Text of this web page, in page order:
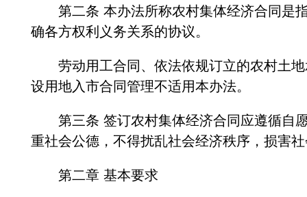
第二条 本办法所称农村集体经济合同是指
确各方权利义务关系的协议。
劳动用工合同、依法依规订立的农村土地
设用地入市合同管理不适用本办法。
第三条 签订农村集体经济合同应遵循自愿
重社会公德，不得扰乱社会经济秩序，损害
第二章 基本要求